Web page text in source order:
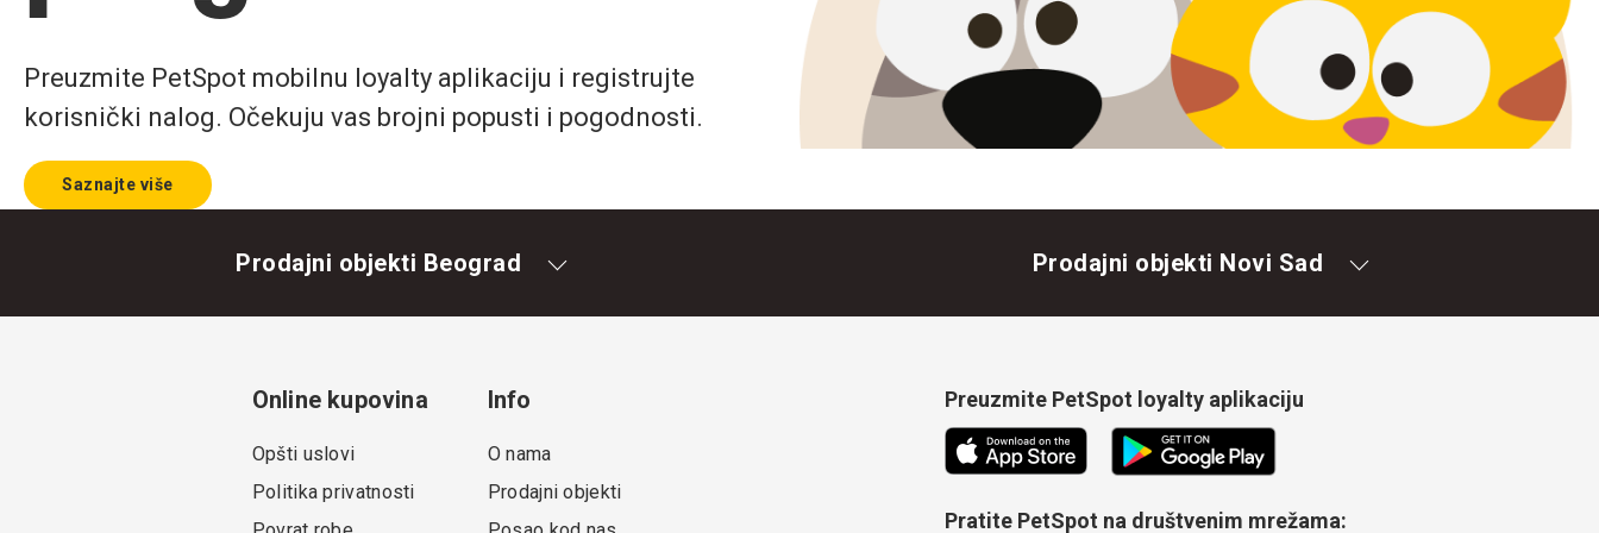
Preuzmite PetSpot mobilnu loyalty aplikaciju i registrujte
korisnički nalog. Očekuju vas brojni popusti i pogodnosti.
Saznajte više
Prodajni objekti Beograd Prodajni objekti Novi Sad
Online kupovina
Opšti uslovi
Politika privatnosti
Info
O nama
Prodajni objekti
Preuzmite PetSpot loyalty aplikaciju
Pratite PetSpot na društvenim mrežama: